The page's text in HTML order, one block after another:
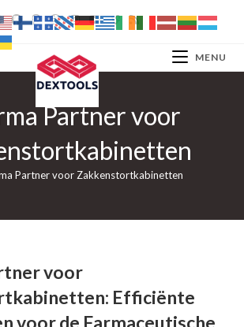
MENU
Partner voor
Partner voor Zakkenstortkabinetten
voor
Efficiënte
voor de Farmaceutische